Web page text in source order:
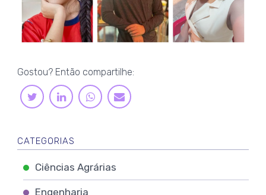
Gostou? Então compartilhe:
TWITTERLINKEDINWHATSAPP
E-
MAIL
CATEGORIAS
Ciências Agrárias
Engenharia